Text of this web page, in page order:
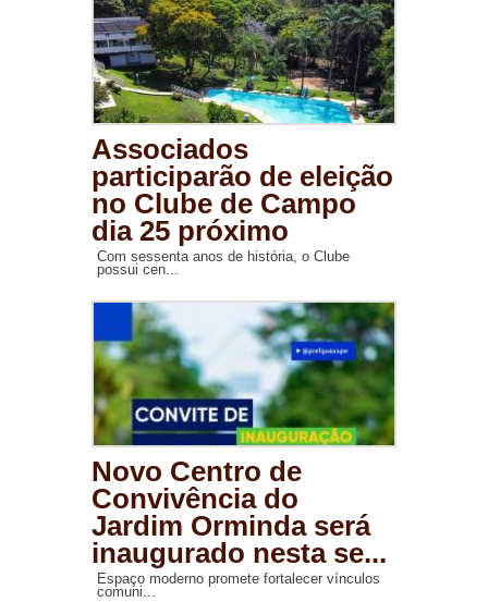
Associados
participarão de eleição
no Clube de Campo
dia 25 próximo
Com sessenta anos de história, o Clube
possui cen...
Novo Centro de
Convivência do
Jardim Orminda será
inaugurado nesta se...
Espaço moderno promete fortalecer vínculos
comuni...